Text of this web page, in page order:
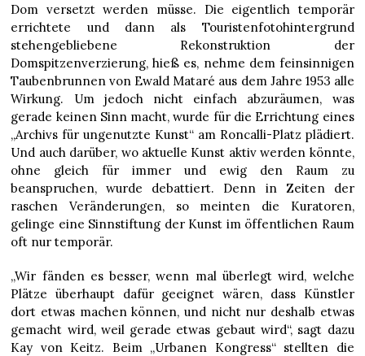
Dom versetzt werden müsse. Die eigentlich temporär
errichtete und dann als Touristenfotohintergrund
stehengebliebene Rekonstruktion der
Domspitzenverzierung, hieß es, nehme dem feinsinnigen
Taubenbrunnen von Ewald Mataré aus dem Jahre 1953 alle
Wirkung. Um jedoch nicht einfach abzuräumen, was
gerade keinen Sinn macht, wurde für die Errichtung eines
„Archivs für ungenutzte Kunst“ am Roncalli-Platz plädiert.
Und auch darüber, wo aktuelle Kunst aktiv werden könnte,
ohne gleich für immer und ewig den Raum zu
beanspruchen, wurde debattiert. Denn in Zeiten der
raschen Veränderungen, so meinten die Kuratoren,
gelinge eine Sinnstiftung der Kunst im öffentlichen Raum
oft nur temporär.
„Wir fänden es besser, wenn mal überlegt wird, welche
Plätze überhaupt dafür geeignet wären, dass Künstler
dort etwas machen können, und nicht nur deshalb etwas
gemacht wird, weil gerade etwas gebaut wird“, sagt dazu
Kay von Keitz. Beim „Urbanen Kongress“ stellten die